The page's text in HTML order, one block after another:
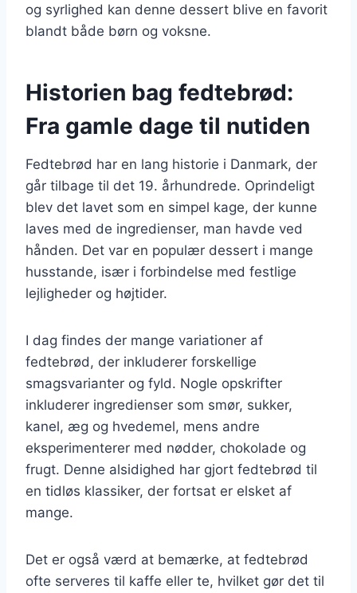
og syrlighed kan denne dessert blive en favorit
blandt både børn og voksne.
Historien bag fedtebrød:
Fra gamle dage til nutiden
Fedtebrød har en lang historie i Danmark, der
går tilbage til det 19. århundrede. Oprindeligt
blev det lavet som en simpel kage, der kunne
laves med de ingredienser, man havde ved
hånden. Det var en populær dessert i mange
husstande, især i forbindelse med festlige
lejligheder og højtider.
I dag findes der mange variationer af
fedtebrød, der inkluderer forskellige
smagsvarianter og fyld. Nogle opskrifter
inkluderer ingredienser som smør, sukker,
kanel, æg og hvedemel, mens andre
eksperimenterer med nødder, chokolade og
frugt. Denne alsidighed har gjort fedtebrød til
en tidløs klassiker, der fortsat er elsket af
mange.
Det er også værd at bemærke, at fedtebrød
ofte serveres til kaffe eller te, hvilket gør det til